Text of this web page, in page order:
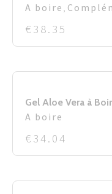
A boire
€ 38.35
Gel Aloe Vera à
A boire
€ 34.04